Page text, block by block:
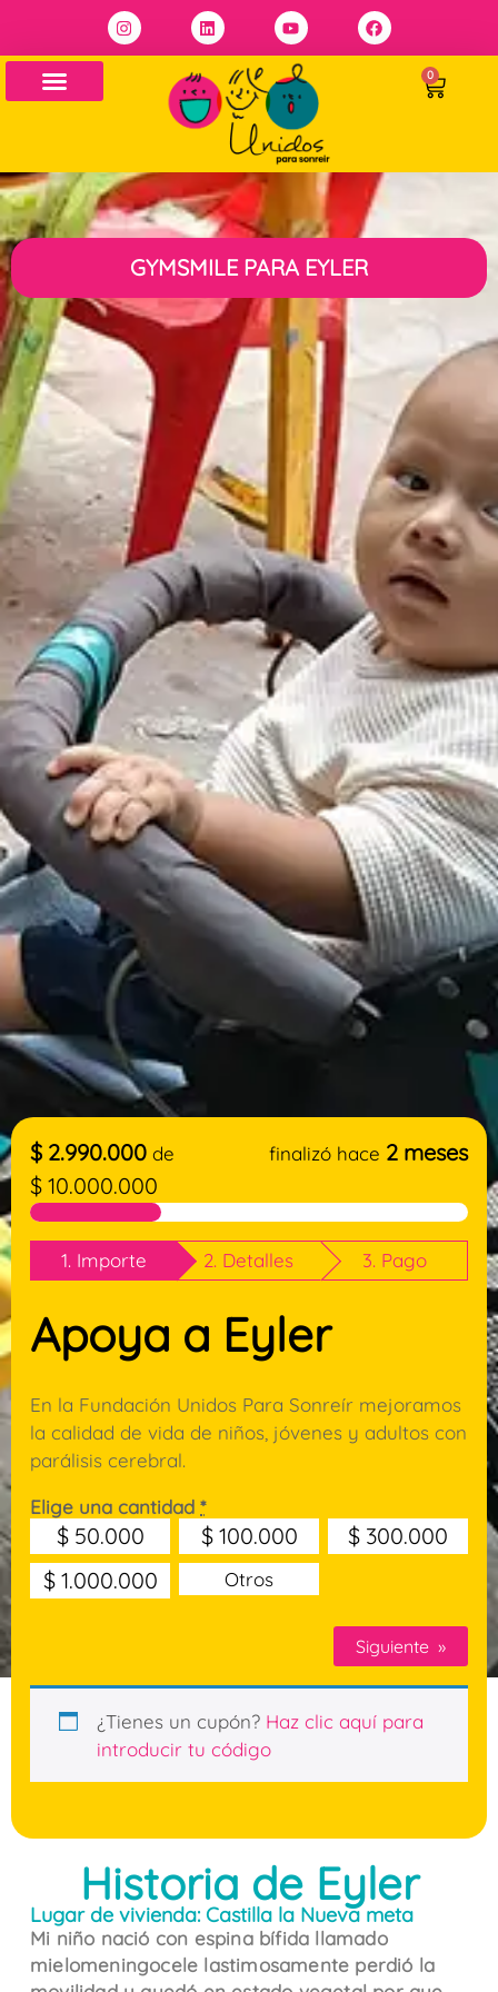
0
GYMSMILE PARA EYLER
$ 2.990.000 de
$ 10.000.000
finalizó hace 2 meses
1. Importe 2. Detalles 3. Pago
Apoya a Eyler
En la Fundación Unidos Para Sonreír mejoramos
la calidad de vida de niños, jóvenes y adultos con
parálisis cerebral.
Elige una cantidad *
$50.000 $100.000 $ 300.000
$1.000.000 Otros
»
¿Tienes un cupón? Haz clic aquí para
introducir tu código
Historia de Eyler
Lugar de vivienda: Castilla la Nueva meta
Mi niño nació con espina bífida llamado
mielomeningocele lastimosamente perdió la